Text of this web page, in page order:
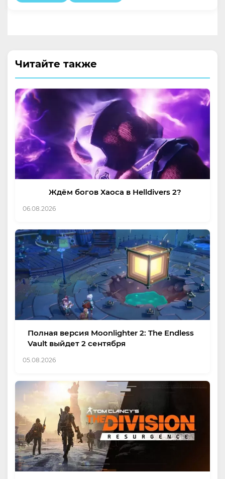
Читайте также
Ждём богов Хаоса в Helldivers 2?
06.08.2026
Полная версия Moonlighter 2: The Endless
Vault выйдет 2 сентября
05.08.2026